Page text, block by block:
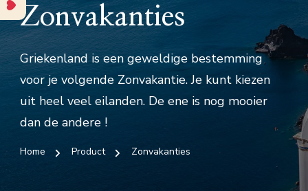
Zonvakanties
Griekenland is een geweldige bestemming
voor je volgende Zonvakantie. Je kunt kiezen
uit heel veel eilanden. De ene is nog mooier
dan de andere !
Home Product Zonvakanties